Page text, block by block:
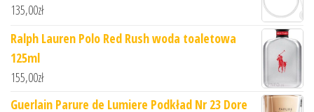
135,00zł
Ralph Lauren Polo Red Rush woda toaletowa
125ml
155,00zł
Guerlain Parure de Lumiere Podkład Nr 23 Dore